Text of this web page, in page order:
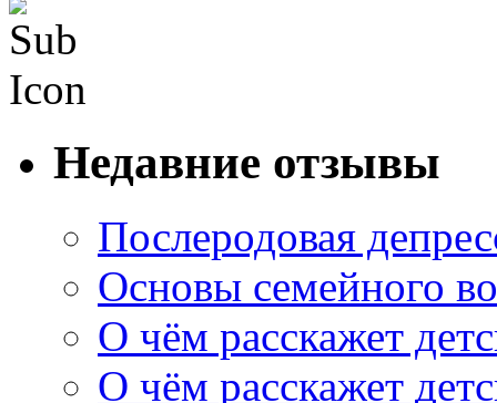
Недавние отзывы
Послеродовая
Основы семейного
О чём расскажет
О чём расскажет